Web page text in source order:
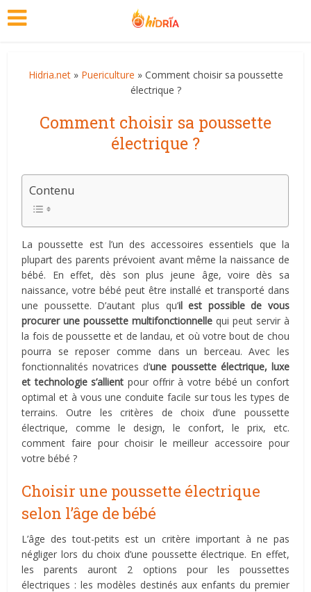
Hidria.net» Puericulture » Comment choisir sa poussette
électrique ?
Comment choisir sa poussette
électrique ?
Contenu
La poussette est l’un des accessoires essentiels que la
plupart des parents prévoient avant même la naissance de
bébé. En effet, dès son plus jeune âge, voire dès sa
naissance, votre bébé peut être installé et transporté dans
une poussette. D’autant plus qu’il est possible de vous
procurer une poussette multifonctionnelle qui peut servir à
la fois de poussette et de landau, et où votre bout de chou
pourra se reposer comme dans un berceau. Avec les
fonctionnalités novatrices d’une poussette électrique, luxe
et technologie s’allient pour offrir à votre bébé un confort
optimal et à vous une conduite facile sur tous les types de
terrains. Outre les critères de choix d’une poussette
électrique, comme le design, le confort, le prix, etc.
comment faire pour choisir le meilleur accessoire pour
votre bébé ?
Choisir une poussette électrique
selon l’âge de bébé
L’âge des tout-petits est un critère important à ne pas
négliger lors du choix d’une poussette électrique. En effet,
les parents auront 2 options pour les poussettes
électriques : les modèles destinés aux enfants du premier